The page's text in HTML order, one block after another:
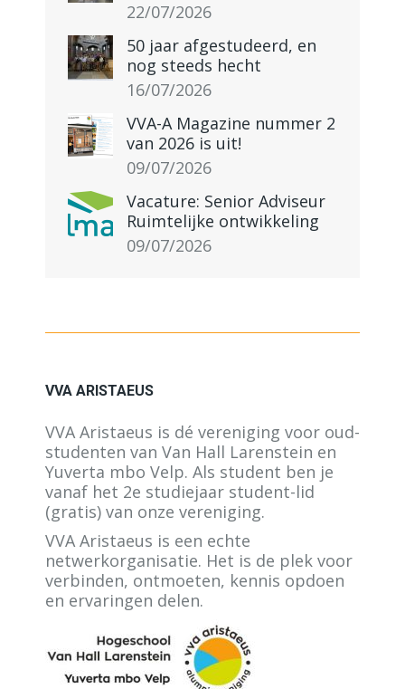
22/07/2026
50 jaar afgestudeerd, en
nog steeds hecht
16/07/2026
VVA-A Magazine nummer 2
van 2026 is uit!
09/07/2026
Vacature: Senior Adviseur
Ruimtelijke ontwikkeling
09/07/2026
VVA ARISTAEUS
VVA Aristaeus is dé vereniging voor oud-
studenten van Van Hall Larenstein en
Yuverta mbo Velp. Als student ben je
vanaf het 2e studiejaar student-lid
(gratis) van onze vereniging.
VVA Aristaeus is een echte
netwerkorganisatie. Het is de plek voor
verbinden, ontmoeten, kennis opdoen
en ervaringen delen.